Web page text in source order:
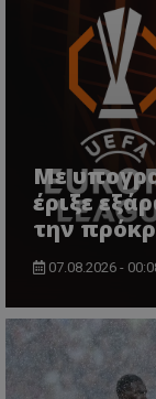
Με
έριξε
την
07.08.2026 -